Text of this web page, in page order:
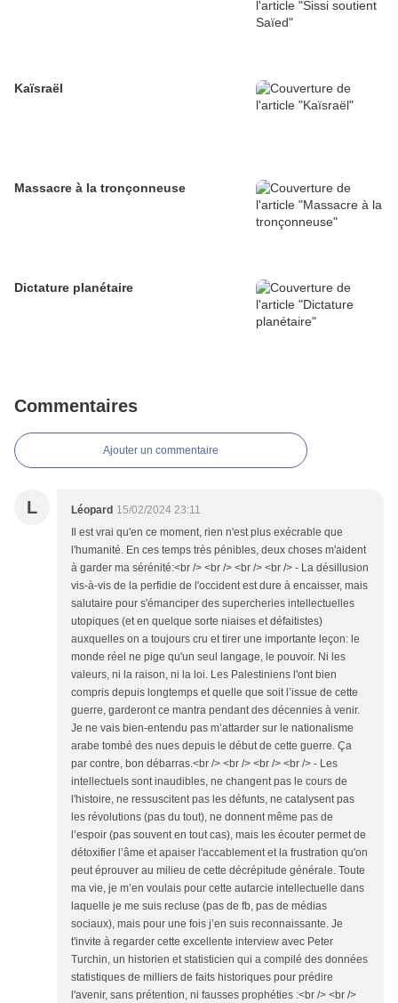
Kaïsraël
Massacre à la tronçonneuse
Dictature planétaire
Commentaires
Ajouter un commentaire
L Léopard 15/02/2024 23:11
Il est vrai qu'en ce moment, rien n'est plus exécrable que
l'humanité. En ces temps très pénibles, deux choses m'aident
à garder ma sérénité:<br /> <br /> <br /> <br /> - La désillusion
vis-à-vis de la perfidie de l'occident est dure à encaisser, mais
salutaire pour s'émanciper des supercheries intellectuelles
utopiques (et en quelque sorte niaises et défaitistes)
auxquelles on a toujours cru et tirer une importante leçon: le
monde réel ne pige qu'un seul langage, le pouvoir. Ni les
valeurs, ni la raison, ni la loi. Les Palestiniens l'ont bien
compris depuis longtemps et quelle que soit l’issue de cette
guerre, garderont ce mantra pendant des décennies à venir.
Je ne vais bien-entendu pas m’attarder sur le nationalisme
arabe tombé des nues depuis le début de cette guerre. Ça
par contre, bon débarras.<br /> <br /> <br /> <br /> - Les
intellectuels sont inaudibles, ne changent pas le cours de
l'histoire, ne ressuscitent pas les défunts, ne catalysent pas
les révolutions (pas du tout), ne donnent même pas de
l’espoir (pas souvent en tout cas), mais les écouter permet de
détoxifier l’âme et apaiser l'accablement et la frustration qu'on
peut éprouver au milieu de cette décrépitude générale. Toute
ma vie, je m’en voulais pour cette autarcie intellectuelle dans
laquelle je me suis recluse (pas de fb, pas de médias
sociaux), mais pour une fois j’en suis reconnaissante. Je
t'invite à regarder cette excellente interview avec Peter
Turchin, un historien et statisticien qui a compilé des données
statistiques de milliers de faits historiques pour prédire
l'avenir, sans prétention, ni fausses prophéties :<br /> <br />